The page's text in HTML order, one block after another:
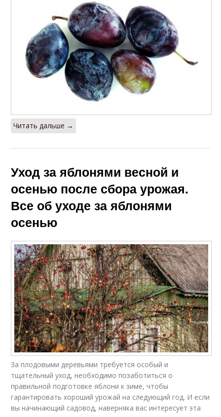
Читать дальше →
Уход за яблонями весной и
осенью после сбора урожая.
Все об уходе за яблонями
осенью
За плодовыми деревьями требуется особый и
тщательный уход, необходимо позаботиться о
правильной подготовке яблони к зиме, чтобы
гарантировать хороший урожай на следующий год. И если
вы начинающий садовод, наверняка вас интересует эта